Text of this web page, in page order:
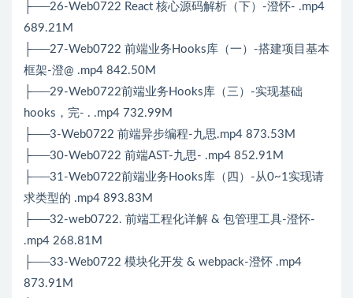
├──26-Web0722 React 核⼼源码解析（下）-澄怀- .mp4
689.21M
├──27-Web0722 前端业务Hooks库（一）-搭建项⽬基本
框架-澄@ .mp4 842.50M
├──29-Web0722前端业务Hooks库（三）-实现基础
hooks，完- . .mp4 732.99M
├──3-Web0722 前端异步编程-九思.mp4 873.53M
├──30-Web0722 前端AST-九思- .mp4 852.91M
├──31-Web0722前端业务Hooks库（四）-从0~1实现请
求类型的 .mp4 893.83M
├──32-web0722. 前端工程化详解 & 包管理工具-澄怀-
.mp4 268.81M
├──33-Web0722 模块化开发 & webpack-澄怀 .mp4
873.91M